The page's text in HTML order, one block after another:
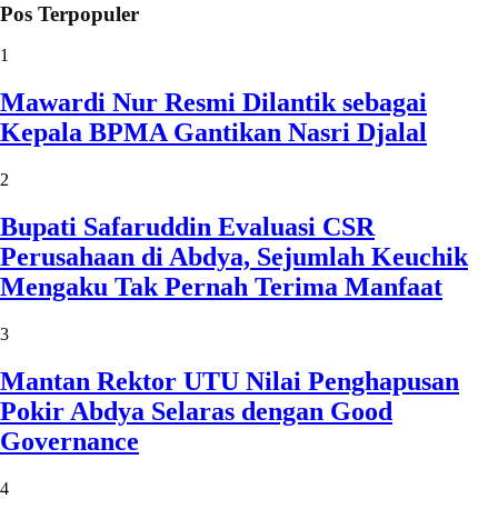
Pos Terpopuler
1
Mawardi Nur Resmi Dilantik sebagai
Kepala BPMA Gantikan Nasri Djalal
2
Bupati Safaruddin Evaluasi CSR
Perusahaan di Abdya, Sejumlah Keuchik
Mengaku Tak Pernah Terima Manfaat
3
Mantan Rektor UTU Nilai Penghapusan
Pokir Abdya Selaras dengan Good
Governance
4